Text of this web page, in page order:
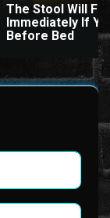
The Stool Will Fly
Immediately If
Before Bed